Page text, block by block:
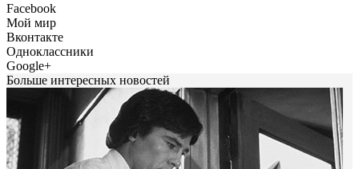
Facebook
Мой мир
Вконтакте
Одноклассники
Google+
Больше интересных новостей